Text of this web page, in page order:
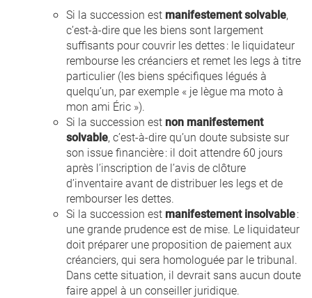
Si la succession est manifestement solvable,
c’est-à-dire que les biens sont largement
suffisants pour couvrir les dettes : le liquidateur
rembourse les créanciers et remet les legs à titre
particulier (les biens spécifiques légués à
quelqu’un, par exemple « je lègue ma moto à
mon ami Éric »).
Si la succession est non manifestement
solvable, c’est-à-dire qu’un doute subsiste sur
son issue financière : il doit attendre 60 jours
après l’inscription de l’avis de clôture
d’inventaire avant de distribuer les legs et de
rembourser les dettes.
Si la succession est manifestement insolvable:
une grande prudence est de mise. Le liquidateur
doit préparer une proposition de paiement aux
créanciers, qui sera homologuée par le tribunal.
Dans cette situation, il devrait sans aucun doute
faire appel à un conseiller juridique.